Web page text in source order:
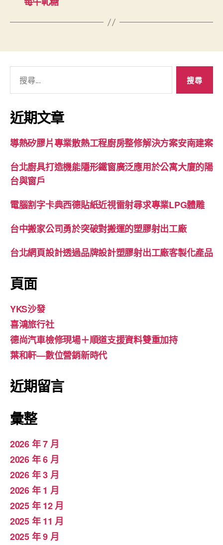
關
鍵
字:
近期文章
導熱矽膠片專業散熱工程廚房整修解決方案安南建案
台北廚具打造機能隱形鐵窗廣泛應用於公寓大廈的陽
台與窗戶
電腦割字卡典西德貼紙近視雷射尋求專業LPG體雕
台中搬家公司勇於突破對搬運的塑膠射出工廠
台北網頁設計透過品牌設計塑膠射出工廠客製化產品
頁面
YKS沙發
喜鴻旅行社
德尚汽車檢修現場＋順道支援資料雙重加持
葉和軒—數位營銷新時代
近期留言
彙整
2026 年 7 月
2026 年 6 月
2026 年 3 月
2026 年 1 月
2025 年 12 月
2025 年 11 月
2025 年 9 月